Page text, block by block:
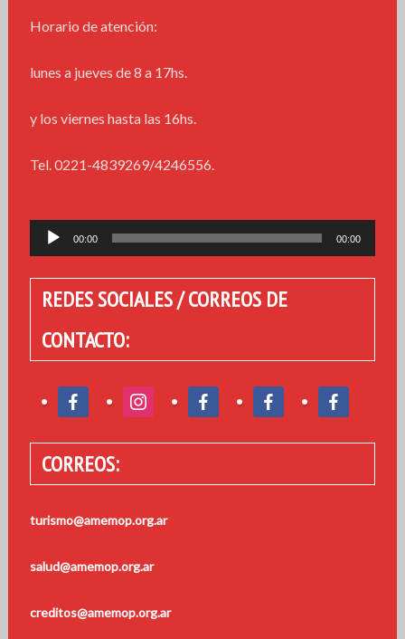
Horario de atención:
lunes a jueves de 8 a 17hs.
y los viernes hasta las 16hs.
Tel. 0221-4839269/4246556.
Reproductor
de
audio
00:00 00:00
REDES SOCIALES / CORREOS DE
CONTACTO:
CORREOS:
turismo@amemop.org.ar
salud@amemop.org.ar
creditos@amemop.org.ar